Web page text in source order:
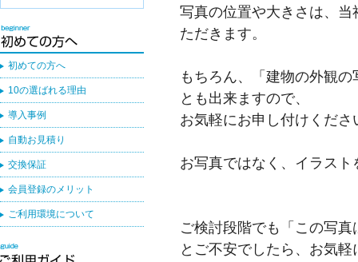
写真の位置や大きさは、
ただきます。
もちろん、「建物の外観
とも出来ますので、
お気軽にお申し付けくださ
お写真ではなく、イラス
ご検討段階でも「この写
とご不安でしたら、お気
初めての方へ
10の選ばれる理由
導入事例
自動お見積り
交換保証
会員登録のメリット
ご利用環境について